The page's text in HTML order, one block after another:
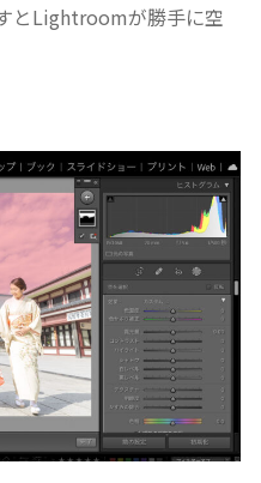
とLightroomが勝手に空